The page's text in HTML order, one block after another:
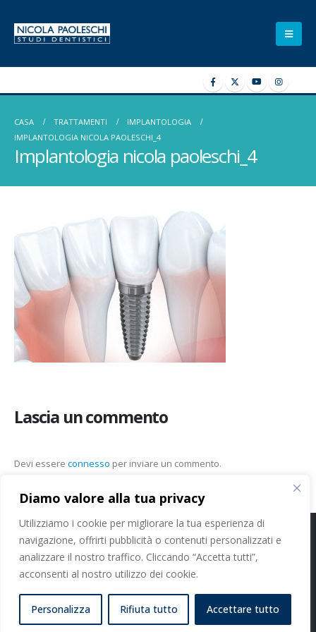
Diamo valore alla tua privacy
Utilizziamo i cookie per migliorare la tua esperienza di
navigazione, offrirti pubblicità o contenuti personalizzati e
analizzare il nostro traffico. Cliccando “Accetta tutti”,
acconsenti al nostro utilizzo dei cookie.
Personalizza Rifiuta tutto Accettare tutto
CASA TRATTAMENTI
IMPLANTOLOGIA
IMPLANTOLOGIA NICOLA PAOLESCHI_4
Implantologia nicola paoleschi_4
Lascia un commento
Devi essere connesso per inviare un commento.
Cookie Policy - Privacy Policy
Studi Dentistici Dott. Nicola Paoleschi Srl - P. IVA 11413100964 - C.F.
06374460480